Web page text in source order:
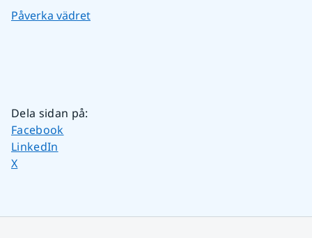
Påverka vädret
Dela sidan på:
Dela sidan på
Facebook
Dela sidan på
LinkedIn
Dela sidan på
X